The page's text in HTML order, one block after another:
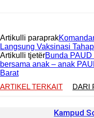
Artikulli paraprak
Langsung Vaksinasi
Artikulli tjetërBunda
bersama anak – anak
Barat
ARTIKEL TERKAIT
DARI
Kampud